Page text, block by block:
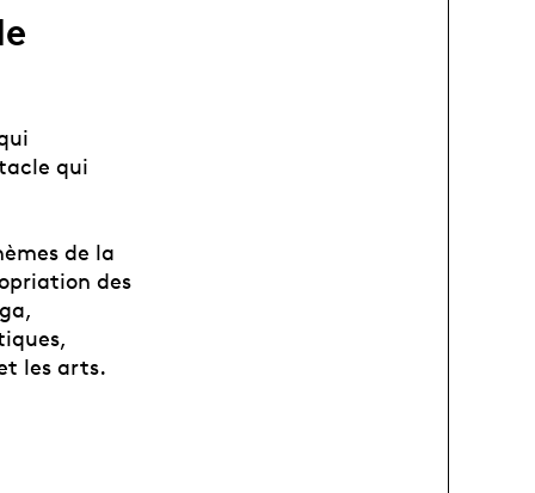
qui
de la
des
les arts.